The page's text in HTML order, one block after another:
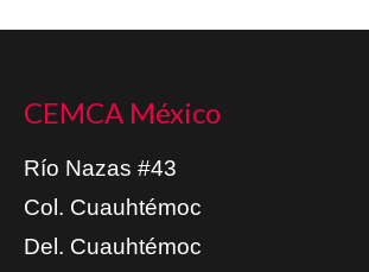
CEMCA México
Río Nazas #43
Col. Cuauhtémoc
Del. Cuauhtémoc